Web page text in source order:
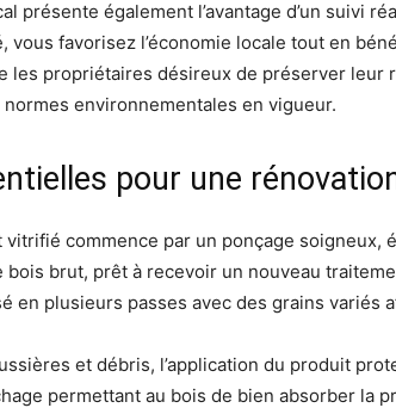
présente également l’avantage d’un suivi
favorisez l’économie locale tout en
les propriétaires désireux de préserver
environnementales en vigueur.
pour une
commence par un ponçage
brut, prêt à recevoir un nouveau
en plusieurs passes avec des grains variés
et débris, l’application du produit
permettant au bois de bien absorber la